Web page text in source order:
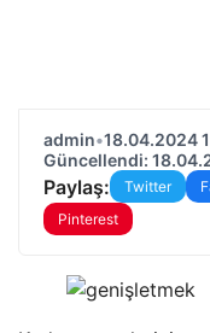
admin•18.04.2024
Güncellendi:
Paylaş: Twitter
Pinterest